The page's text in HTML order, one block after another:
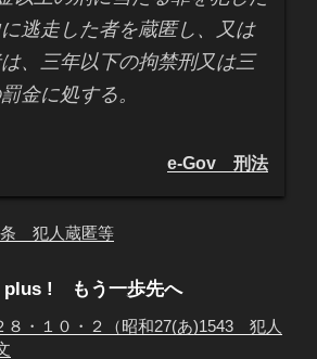
逃走した者を蔵匿し、又は
、三年以下の拘禁刑又は三
金に処する。
e-Gov 刑法
条 犯人蔵匿等
plus ! もう一歩先へ
８・１０・２（昭和27(あ)1543 犯人